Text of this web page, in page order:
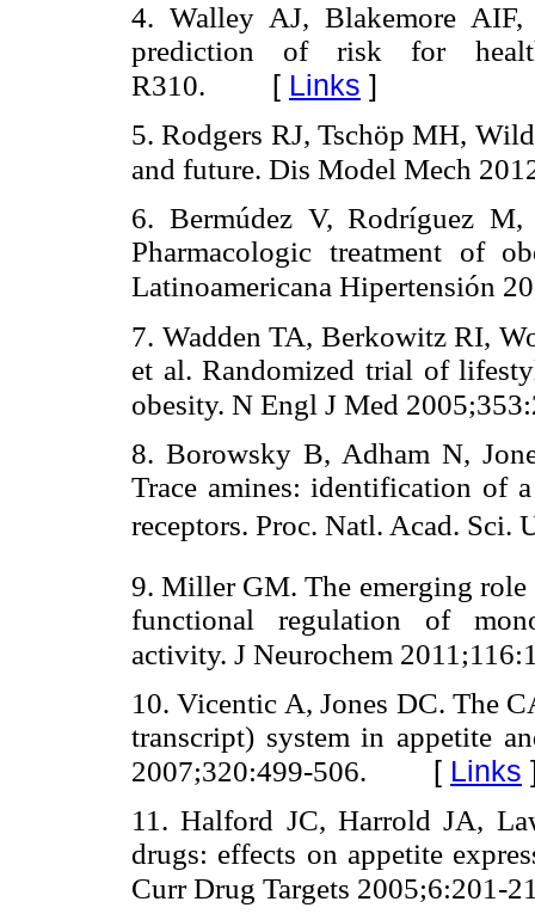
4. Walley AJ, Blakemore
prediction of risk for
R310. [ Links ]
5. Rodgers RJ, Tschöp MH,
and future. Dis Model Mech
6. Bermúdez V, Rodríguez
Pharmacologic treatment of
Latinoamericana Hipertensión
7. Wadden TA, Berkowitz RI,
et al. Randomized trial of
obesity. N Engl J Med
8. Borowsky B, Adham N,
Trace amines: identification of
receptors. Proc. Natl. Acad. Sci.
9. Miller GM. The emerging role
functional regulation of
activity. J Neurochem
10. Vicentic A, Jones DC. The
transcript) system in appetite
2007;320:499-506. [ Links
11. Halford JC, Harrold JA,
drugs: effects on appetite
Curr Drug Targets 2005;6:201-